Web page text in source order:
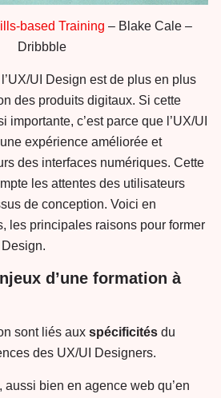
based Training – Blake Cale –
Dribbble
UI Design est de plus en plus
des produits digitaux. Si cette
importante, c’est parce que l’UX/UI
expérience améliorée et
des interfaces numériques. Cette
les attentes des utilisateurs
de conception. Voici en
les principales raisons pour former
d’une formation à
sont liés aux spécificités du
des UX/UI Designers.
, aussi bien en agence web qu’en